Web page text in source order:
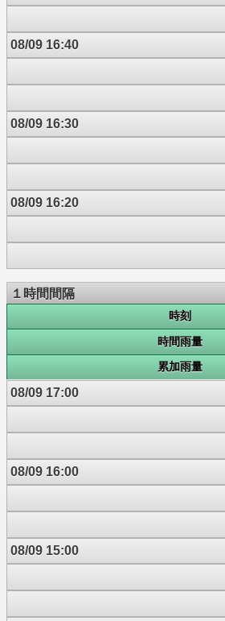
08/09 16:40
08/09 16:30
08/09 16:20
１時間間隔
時刻
時間雨量
累加雨量
08/09 17:00
08/09 16:00
08/09 15:00